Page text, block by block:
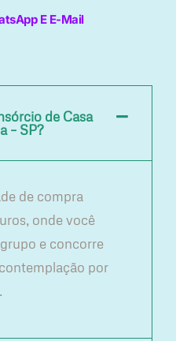
E E-Mail
de Casa
– SP?
de compra
onde você
e concorre
por